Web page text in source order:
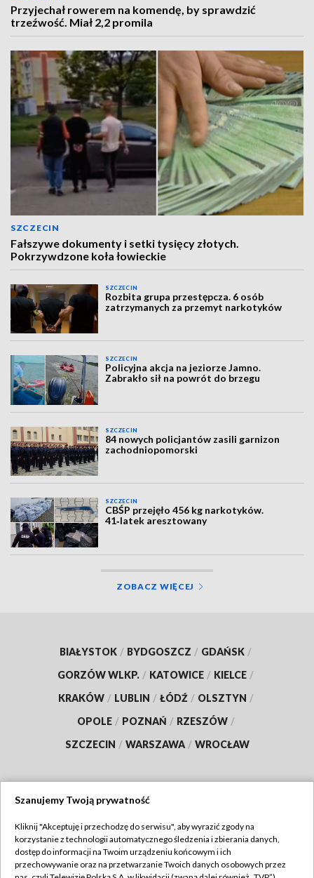
Przyjechał rowerem na komendę, by sprawdzić
trzeźwość. Miał 2,2 promila
SZCZECIN
Fałszywe dokumenty i setki tysięcy złotych.
Pokrzywdzone koła łowieckie
SZCZECIN
Rozbita grupa przestępcza. 6 osób
zatrzymanych za przemyt narkotyków
SZCZECIN
Policyjna akcja na jeziorze Jamno.
Zabrakło sił na powrót do brzegu
SZCZECIN
84 nowych policjantów zasili garnizon
zachodniopomorski
SZCZECIN
CBŚP przejęło 456 kg narkotyków.
41‑latek aresztowany
ZOBACZ WIĘCEJ
BIAŁYSTOK / BYDGOSZCZ / GDAŃSK /
GORZÓW WLKP. / KATOWICE / KIELCE /
KRAKÓW / LUBLIN / ŁÓDŹ / OLSZTYN /
OPOLE / POZNAŃ / RZESZÓW /
SZCZECIN / WARSZAWA / WROCŁAW
TVP
Abonament TVP
Regulamin TVP
Szanujemy Twoją prywatność
Kliknij "Akceptuję i przechodzę do serwisu", aby wyrazić zgody na
korzystanie z technologii automatycznego śledzenia i zbierania danych,
dostęp do informacji na Twoim urządzeniu końcowym i ich
przechowywanie oraz na przetwarzanie Twoich danych osobowych przez